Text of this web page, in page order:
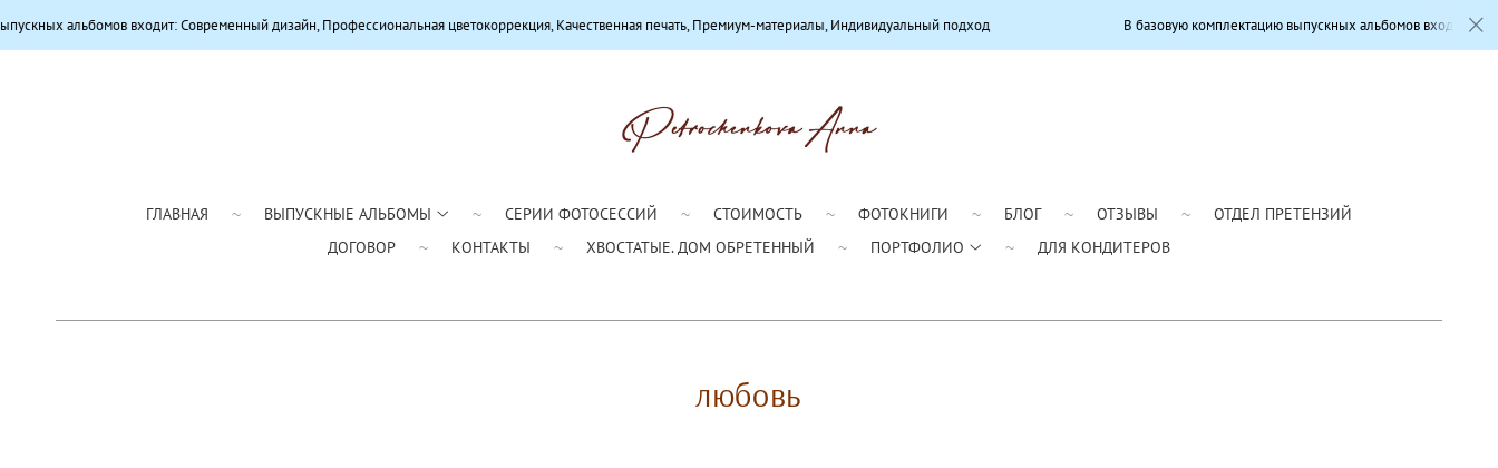
ГЛАВНАЯ ВЫПУСКНЫЕ АЛЬБОМЫ СЕРИИ ФОТОСЕССИЙ СТОИМОСТЬ ФОТОКНИГИ БЛОГ ОТЗЫВЫ
ОТДЕЛ ПРЕТЕНЗИЙ
ДОГОВОР
КОНТАКТЫ ХВОСТАТЫЕ. ДОМ ОБРЕТЕННЫЙ ПОРТФОЛИО ДЛЯ КОНДИТЕРОВ
любовь
входит: Современный дизайн, Профессиональная цветокоррекция, Качественная печать, Премиум-материалы, Индивидуальный подход В базовую комплектацию выпускных альбомов входит: Современный